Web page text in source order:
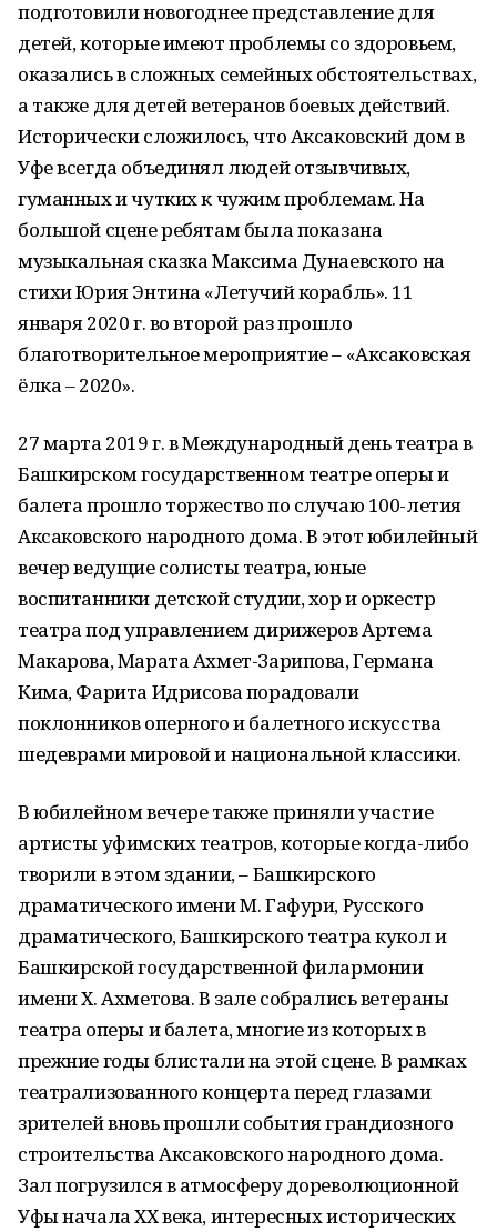
подготовили новогоднее представление для
детей, которые имеют проблемы со здоровьем,
оказались в сложных семейных обстоятельствах,
а также для детей ветеранов боевых действий.
Исторически сложилось, что Аксаковский дом в
Уфе всегда объединял людей отзывчивых,
гуманных и чутких к чужим проблемам. На
большой сцене ребятам была показана
музыкальная сказка Максима Дунаевского на
стихи Юрия Энтина «Летучий корабль». 11
января 2020 г. во второй раз прошло
благотворительное мероприятие – «Аксаковская
ёлка – 2020».
27 марта 2019 г. в Международный день театра в
Башкирском государственном театре оперы и
балета прошло торжество по случаю 100-летия
Аксаковского народного дома. В этот юбилейный
вечер ведущие солисты театра, юные
воспитанники детской студии, хор и оркестр
театра под управлением дирижеров Артема
Макарова, Марата Ахмет-Зарипова, Германа
Кима, Фарита Идрисова порадовали
поклонников оперного и балетного искусства
шедеврами мировой и национальной классики.
В юбилейном вечере также приняли участие
артисты уфимских театров, которые когда-либо
творили в этом здании, – Башкирского
драматического имени М. Гафури, Русского
драматического, Башкирского театра кукол и
Башкирской государственной филармонии
имени Х. Ахметова. В зале собрались ветераны
театра оперы и балета, многие из которых в
прежние годы блистали на этой сцене. В рамках
театрализованного концерта перед глазами
зрителей вновь прошли события грандиозного
строительства Аксаковского народного дома.
Зал погрузился в атмосферу дореволюционной
Уфы начала ХХ века, интересных исторических